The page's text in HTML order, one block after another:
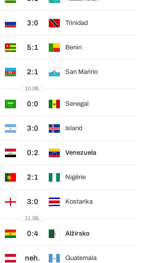
3:0 Trinidad
5:1 Benin
2:1 San Marino
10.06.
0:0 Senegal
3:0 Island
0:2 Venezuela
2:1 Nigérie
3:0 Kostarika
11.06.
0:4 Alžírsko
neh. Guatemala